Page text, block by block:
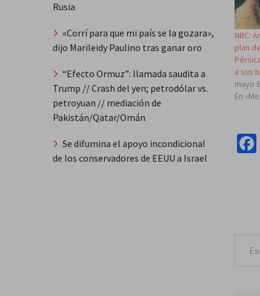
NBC:
plan
a sus
mayo
En
Rusia
«Corrí para que mi país se la gozara»,
dijo Marileidy Paulino tras ganar oro
“Efecto Ormuz”: llamada saudita a
Trump // Crash del yen; petrodólar vs.
petroyuan // mediación de
Pakistán/Qatar/Omán
Se difumina el apoyo incondicional
de los conservadores de EEUU a Israel